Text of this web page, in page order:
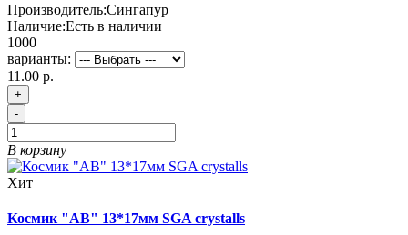
Производитель:Сингапур
Наличие:Есть в наличии
1000
варианты:
11.00 р.
+
-
В корзину
Хит
Космик "АВ" 13*17мм SGA crystalls